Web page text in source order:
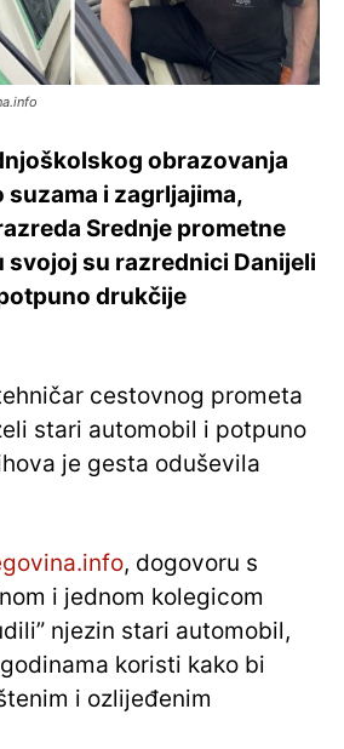
obrazovanja
suzama i zagrljajima,
Srednje prometne
svojoj su razrednici Danijeli
drukčije
cestovnog prometa
stari automobil i potpuno
je gesta oduševila
, dogovoru s
i jednom kolegicom
njezin stari automobil,
koristi kako bi
i ozlijeđenim